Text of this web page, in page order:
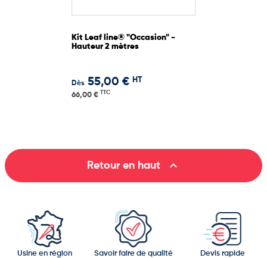
Kit Leaf line® "Occasion" -
Hauteur 2 mètres
Dès 55,00 € HT
66,00 € TTC
Retour en haut 
Usine en région
Savoir faire de qualité Devis rapide